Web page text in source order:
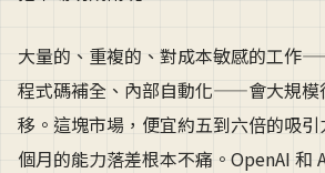
大量的、重複的、對成本敏感的工作
程式碼補全、內部自動化——會大規模
移。這塊市場，便宜約五到六倍的吸
個月的能力落差根本不痛。OpenAI 和